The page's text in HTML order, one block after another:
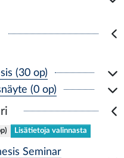
(30 op)
(0 op)
Lisätietoja valinnasta
Seminar